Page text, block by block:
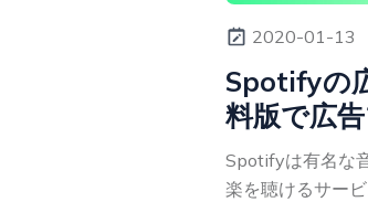
2020-01-13
Spotifyの
料版で広
Spotifyは有名な
楽を聴けるサー